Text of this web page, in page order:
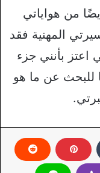
من هواياتي
المهنية فقد
اعتز بأنني جزء
للبحث عن ما هو